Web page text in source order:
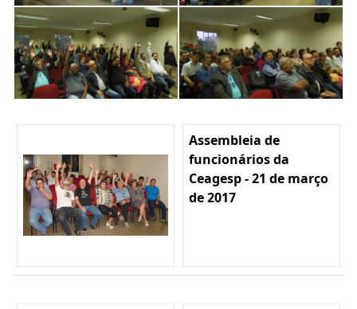
Assembleia de
funcionários da
Ceagesp - 21 de março
de 2017